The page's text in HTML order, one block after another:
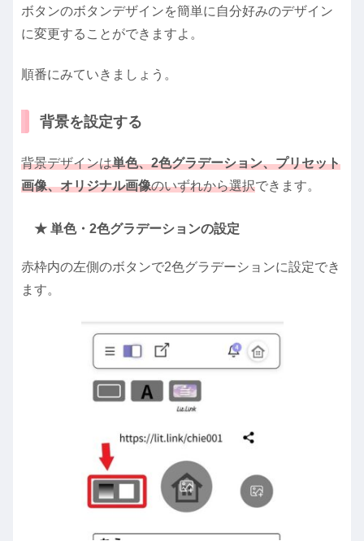
ボタンのボタンデザインを簡単に自分好みのデザイン
に変更することができますよ。
順番にみていきましょう。
背景を設定する
背景デザインは単色、2色グラデーション、プリセット
画像、オリジナル画像のいずれから選択できます。
★ 単色・2色グラデーションの設定
赤枠内の左側のボタンで2色グラデーションに設定でき
ます。